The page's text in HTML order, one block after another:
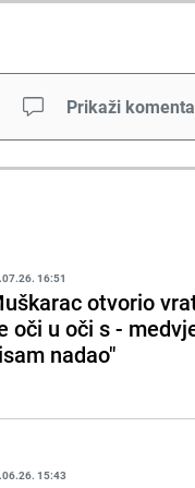
Prikaži
16:51
otvorio
oči u oči s -
nadao"
15:43